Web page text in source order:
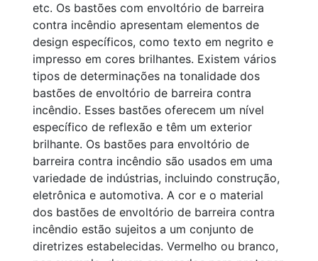
etc. Os bastões com envoltório de barreira
contra incêndio apresentam elementos de
design específicos, como texto em negrito e
impresso em cores brilhantes. Existem vários
tipos de determinações na tonalidade dos
bastões de envoltório de barreira contra
incêndio. Esses bastões oferecem um nível
específico de reflexão e têm um exterior
brilhante. Os bastões para envoltório de
barreira contra incêndio são usados em uma
variedade de indústrias, incluindo construção,
eletrônica e automotiva. A cor e o material
dos bastões de envoltório de barreira contra
incêndio estão sujeitos a um conjunto de
diretrizes estabelecidas. Vermelho ou branco,